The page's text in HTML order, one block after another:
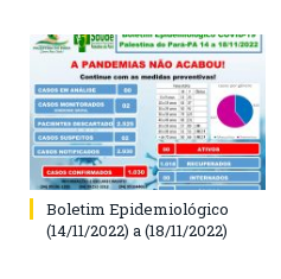
Boletim Epidemiológico
(14/11/2022) a (18/11/2022)